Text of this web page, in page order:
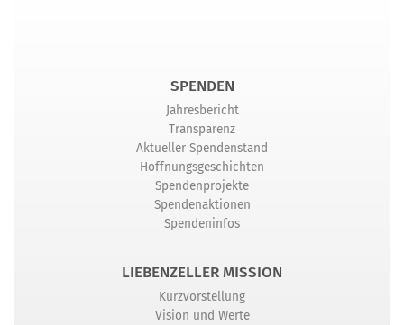
SPENDEN
Jahresbericht
Transparenz
Aktueller Spendenstand
Hoffnungsgeschichten
Spendenprojekte
Spendenaktionen
Spendeninfos
LIEBENZELLER MISSION
Kurzvorstellung
Vision und Werte